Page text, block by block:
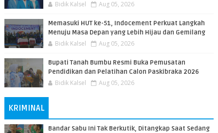
Bidik Kalsel Aug 05, 2026
Memasuki HUT ke-51, Indocement Perkuat Langkah
Menuju Masa Depan yang Lebih Hijau dan Gemilang
Bidik Kalsel Aug 05, 2026
Bupati Tanah Bumbu Resmi Buka Pemusatan
Pendidikan dan Pelatihan Calon Paskibraka 2026
Bidik Kalsel Aug 05, 2026
KRIMINAL
Bandar Sabu Ini Tak Berkutik, Ditangkap Saat Sedang